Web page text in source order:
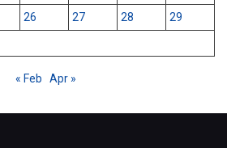
26 27 28
29
« Feb Apr »